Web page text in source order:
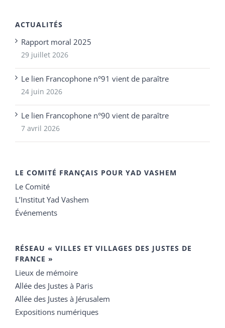
ACTUALITÉS
Rapport moral 2025
29 juillet 2026
Le lien Francophone n°91 vient de paraître
24 juin 2026
Le lien Francophone n°90 vient de paraître
7 avril 2026
LE COMITÉ FRANÇAIS POUR YAD VASHEM
Le Comité
L’Institut Yad Vashem
Événements
RÉSEAU « VILLES ET VILLAGES DES JUSTES DE
FRANCE »
Lieux de mémoire
Allée des Justes à Paris
Allée des Justes à Jérusalem
Expositions numériques